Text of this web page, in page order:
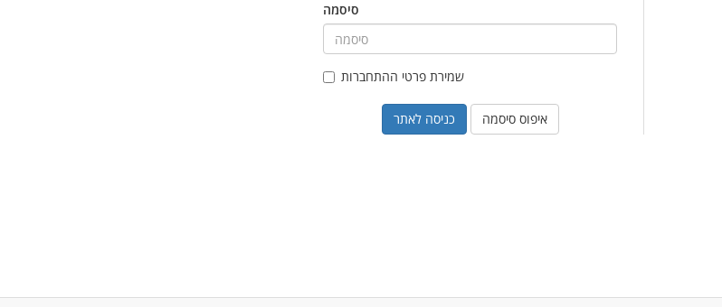
סיסמה
שמירת פרטי ההתחברות
איפוס סיסמה